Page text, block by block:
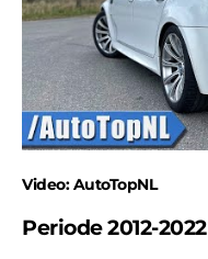
Video:AutoTopNL
Periode 2012-2022